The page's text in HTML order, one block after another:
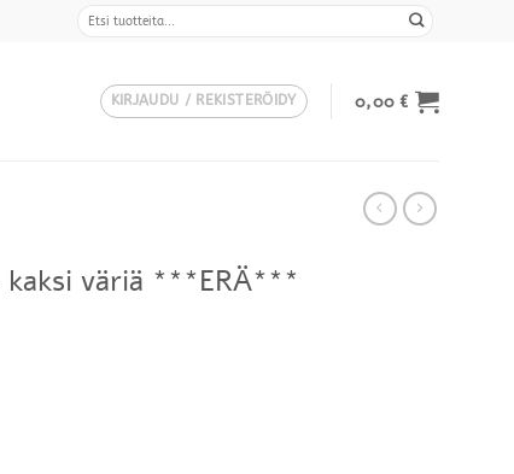
KIRJAUDU / REKISTERÖIDY 0,00€
kaksi väriä ***ERÄ***